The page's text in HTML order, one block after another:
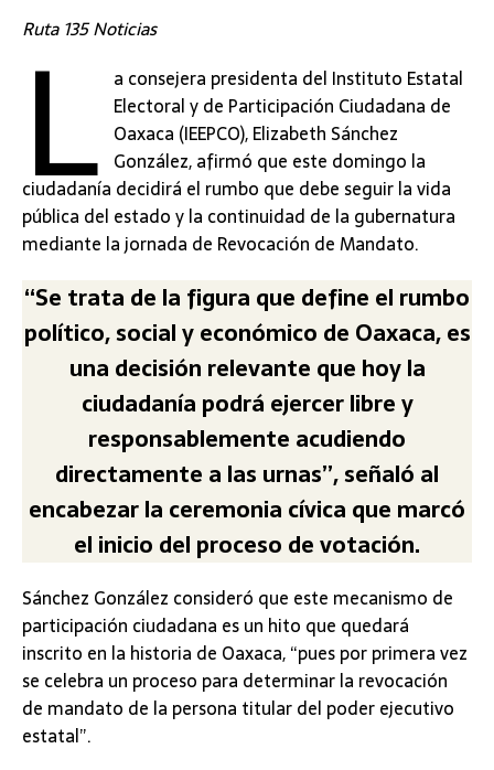
Ruta 135 Noticias
L a consejera presidenta del Instituto Estatal
Electoral y de Participación Ciudadana de
Oaxaca (IEEPCO), Elizabeth Sánchez
González, afirmó que este domingo la
ciudadanía decidirá el rumbo que debe seguir la vida
pública del estado y la continuidad de la gubernatura
mediante la jornada de Revocación de Mandato.
“Se trata de la figura que define el rumbo
político, social y económico de Oaxaca, es
una decisión relevante que hoy la
ciudadanía podrá ejercer libre y
responsablemente acudiendo
directamente a las urnas”, señaló al
encabezar la ceremonia cívica que marcó
el inicio del proceso de votación.
Sánchez González consideró que este mecanismo de
participación ciudadana es un hito que quedará
inscrito en la historia de Oaxaca, “pues por primera vez
se celebra un proceso para determinar la revocación
de mandato de la persona titular del poder ejecutivo
estatal”.